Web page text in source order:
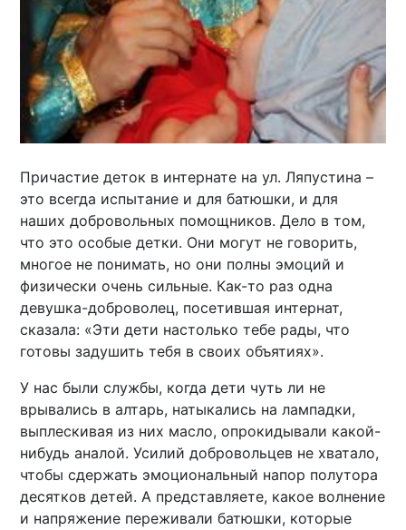
Причастие деток в интернате на ул. Ляпустина –
это всегда испытание и для батюшки, и для
наших добровольных помощников. Дело в том,
что это особые детки. Они могут не говорить,
многое не понимать, но они полны эмоций и
физически очень сильные. Как-то раз одна
девушка-доброволец, посетившая интернат,
сказала: «Эти дети настолько тебе рады, что
готовы задушить тебя в своих объятиях».
У нас были службы, когда дети чуть ли не
врывались в алтарь, натыкались на лампадки,
выплескивая из них масло, опрокидывали какой-
нибудь аналой. Усилий добровольцев не хватало,
чтобы сдержать эмоциональный напор полутора
десятков детей. А представляете, какое волнение
и напряжение переживали батюшки, которые